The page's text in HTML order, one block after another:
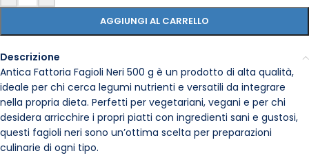
AGGIUNGI AL CARRELLO
Descrizione
Antica Fattoria Fagioli Neri 500 g è un prodotto di alta qualità,
ideale per chi cerca legumi nutrienti e versatili da integrare
nella propria dieta. Perfetti per vegetariani, vegani e per chi
desidera arricchire i propri piatti con ingredienti sani e gustosi,
questi fagioli neri sono un’ottima scelta per preparazioni
culinarie di ogni tipo.